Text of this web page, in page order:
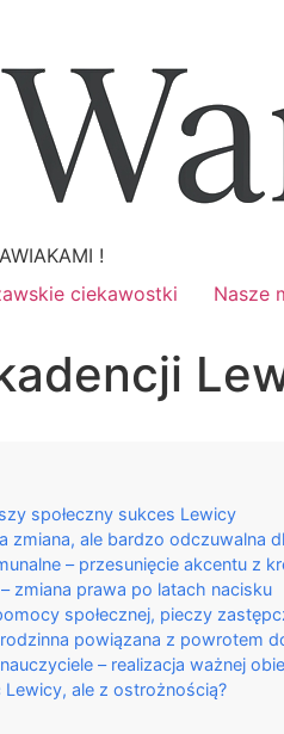
!
ciekawostki Nasze
społeczny sukces Lewicy
zmiana, ale bardzo odczuwalna
– przesunięcie akcentu z
zmiana prawa po latach nacisku
społecznej, pieczy
powiązana z powrotem
– realizacja ważnej
ale z ostrożnością?